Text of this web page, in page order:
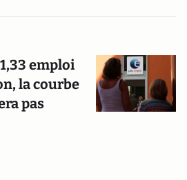
emploi
la courbe
pas